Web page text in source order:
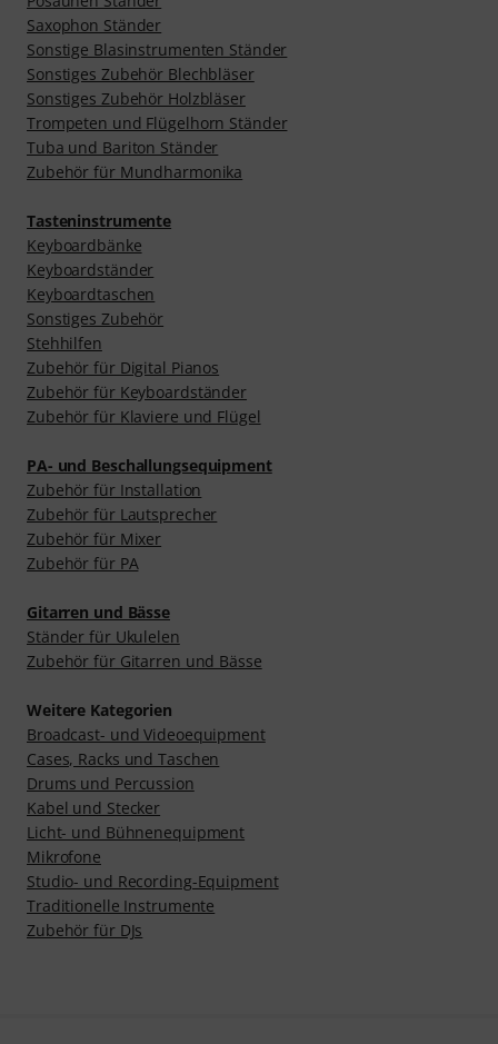
Saxophon Ständer
Sonstige Blasinstrumenten Ständer
Sonstiges Zubehör Blechbläser
Sonstiges Zubehör Holzbläser
Trompeten und Flügelhorn Ständer
Tuba und Bariton Ständer
Zubehör für Mundharmonika
Tasteninstrumente
Keyboardbänke
Keyboardständer
Keyboardtaschen
Sonstiges Zubehör
Stehhilfen
Zubehör für Digital Pianos
Zubehör für Keyboardständer
Zubehör für Klaviere und Flügel
PA- und Beschallungsequipment
Zubehör für Installation
Zubehör für Lautsprecher
Zubehör für Mixer
Zubehör für PA
Gitarren und Bässe
Ständer für Ukulelen
Zubehör für Gitarren und Bässe
Weitere Kategorien
Broadcast- und Videoequipment
Cases, Racks und Taschen
Drums und Percussion
Kabel und Stecker
Licht- und Bühnenequipment
Mikrofone
Studio- und Recording-Equipment
Traditionelle Instrumente
Zubehör für DJs